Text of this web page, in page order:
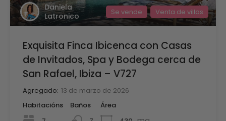
Daniela
Latronico
Se vende Venta de villas
Exquisita Finca Ibicenca con Casas
de Invitados, Spa y Bodega cerca de
San Rafael, Ibiza – V727
Agregado: 13 de marzo de 2026
Habitacións
Baños
Área